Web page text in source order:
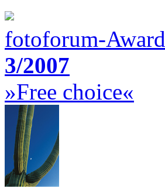
fotoforum-Award
3/2007
»Free choice«